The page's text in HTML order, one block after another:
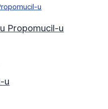
Propomucil-u
u